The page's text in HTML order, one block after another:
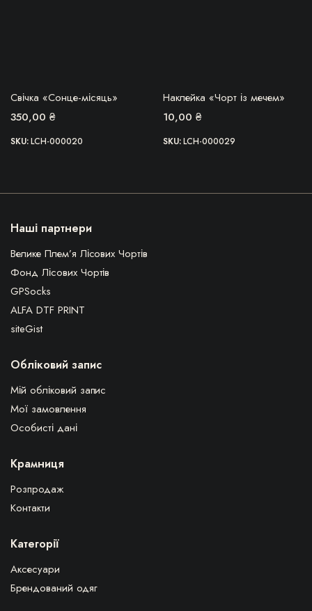
БЕРУ!
Свічка «Сонце-місяць»
350,00 ₴
SKU:LCH-000020
БЕРУ!
Наклейка «Чорт із мечем»
10,00 ₴
SKU:LCH-000029
Наші партнери
Велике Плем’я Лісових Чортів
Фонд Лісових Чортів
GPSocks
ALFA DTF PRINT
siteGist
Обліковий запис
Мій обліковий запис
Мої замовлення
Особисті дані
Крамниця
Розпродаж
Контакти
Категорії
Аксесуари
Брендований одяг